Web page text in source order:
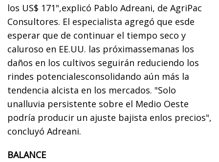
los US$ 171",explicó Pablo Adreani, de AgriPac
Consultores. El especialista agregó que esde
esperar que de continuar el tiempo seco y
caluroso en EE.UU. las próximassemanas los
daños en los cultivos seguirán reduciendo los
rindes potencialesconsolidando aún más la
tendencia alcista en los mercados. "Solo
unalluvia persistente sobre el Medio Oeste
podría producir un ajuste bajista enlos precios",
concluyó Adreani.
BALANCE